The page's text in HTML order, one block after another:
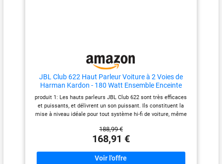
JBL Club 622 Haut Parleur Voiture à 2 Voies de
Harman Kardon - 180 Watt Ensemble Enceinte
Voiture 16-17 cm, Noir & Pioneer MVH-S320BT
Automagnetola
produit 1: Les hauts parleurs JBL Club 622 sont très efficaces
et puissants, et délivrent un son puissant. Ils constituent la
mise à niveau idéale pour tout système hi-fi de voiture, même
Le diaphragme de l'enceinte pour de voiture subwoofer 6-1/2
pouces des haut-parleurs de voiture JBL Club 622 est conçu
diffuser votre musique dans un son cristallin et sans
188,99 €
168,91 €